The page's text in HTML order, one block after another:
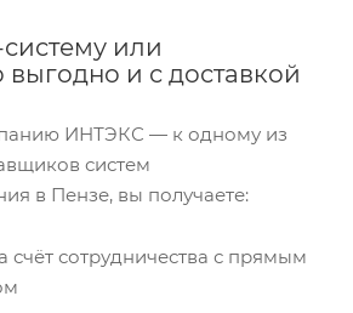
или
и с доставкой
ИНТЭКС — к одному из
систем
в Пензе, вы получаете:
счёт сотрудничества с прямым